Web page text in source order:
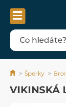
Šperky
VIKINSKÁ